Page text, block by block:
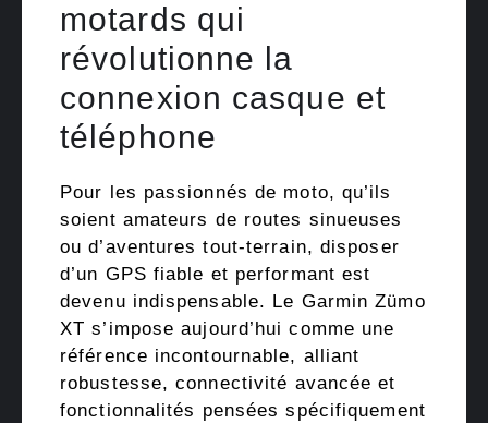
motards qui
révolutionne la
connexion casque et
téléphone
Pour les passionnés de moto, qu’ils
soient amateurs de routes sinueuses
ou d’aventures tout-terrain, disposer
d’un GPS fiable et performant est
devenu indispensable. Le Garmin Zümo
XT s’impose aujourd’hui comme une
référence incontournable, alliant
robustesse, connectivité avancée et
fonctionnalités pensées spécifiquement